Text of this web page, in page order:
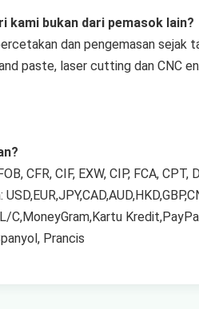
kami bukan dari pemasok lain?
dan pengemasan
paste, laser cutting dan CNC
CFR, CIF, EXW, CIP, FCA, CPT,
Prancis